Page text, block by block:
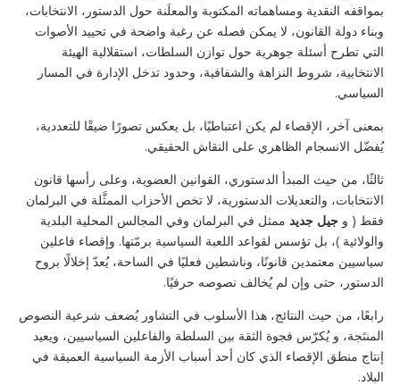
بمواقفه النقدية ومساهماته المكتوبة والمعلَنة حول الدستور، الانتخابات،
وبناء دولة القانون، لا يمكن فصله عن رغبة واضحة في تحييد الأصوات
التي تطرح أسئلة جوهرية حول توازن السلطات، استقلالية الهيئة
الانتخابية، شروط النزاهة والشفافية، وحدود تدخل الإدارة في المسار
السياسي.
بمعنى آخر، الإقصاء لم يكن اعتباطيًا، بل يعكس تصورًا ضيقًا للتعددية،
يُفضّل الانسجام الظاهري على النقاش الحقيقي.
ثالثًا، من حيث المبدأ الدستوري، القوانين العضوية، وعلى رأسها قانون
الانتخابات، والتعديلات الدستورية، لا تخص الأحزاب الممثَّلة في البرلمان
فقط ( و جيل جديدممثل في البرلمان وفي المجالس المحلية البلدية
والولائية )، بل تؤسس لقواعد اللعبة السياسية برمّتها. وإقصاء فاعلين
سياسيين معتمدين قانونًا، وناشطين فعليًا في الساحة، يُعدّ إخلالًا بروح
الدستور، حتى وإن لم يُخالف نصوصه حرفيًا.
رابعًا، من حيث النتائج، هذا الأسلوب في التشاور يُضعف شرعية النصوص
المنتَجة، و يُكرّس فجوة الثقة بين السلطة والفاعلين السياسيين، ويعيد
إنتاج منطق الإقصاء الذي كان أحد أسباب الأزمة السياسية العميقة في
البلاد.